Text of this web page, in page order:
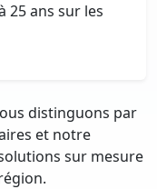
25 ans sur les
distinguons par
et notre
sur mesure